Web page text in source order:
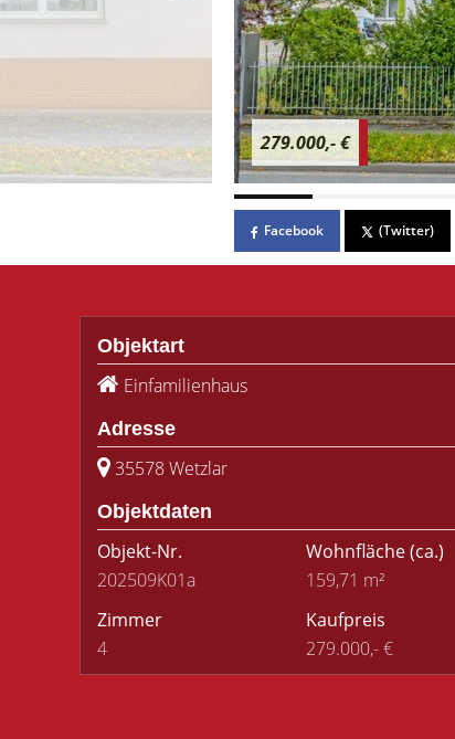
279.000,- €
Facebook (Twitter)
Objektart
Einfamilienhaus
Adresse
35578 Wetzlar
Objektdaten
Objekt-Nr.
202509K01a
Wohnfläche(ca.)
159,71 m²
Zimmer
4
Kaufpreis
279.000,- €